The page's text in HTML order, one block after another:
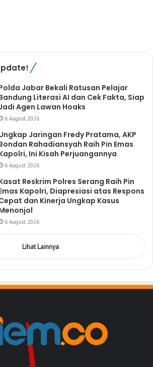
Jabar Bekali Ratusan Pelajar
Literasi AI dan Cek Fakta, Siap
Agen Lawan Hoaks
6 August 2026
Jaringan Fredy Pratama, AKP
Rahadiansyah Raih Pin Emas
Ini Kisah Perjuangannya
6 August 2026
Reskrim Polres Serang Raih Pin
Kapolri, Diapresiasi atas Respons
dan Kinerja Ungkap Kasus
6 August 2026
Lihat Lainnya